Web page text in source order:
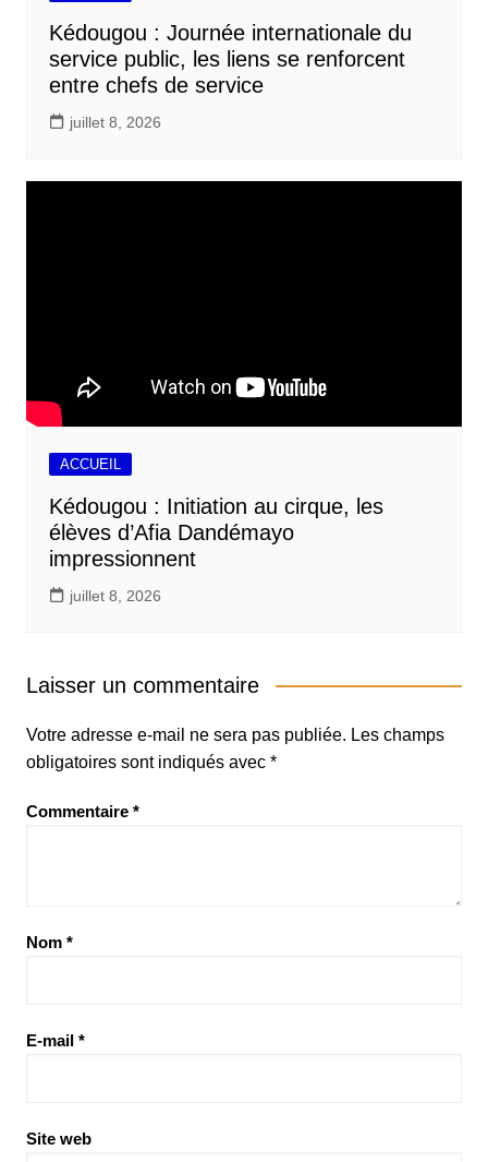
Kédougou : Journée internationale du
service public, les liens se renforcent
entre chefs de service
juillet 8, 2026
ACCUEIL
Kédougou : Initiation au cirque, les
élèves d’Afia Dandémayo
impressionnent
juillet 8, 2026
Laisser un commentaire
Votre adresse e-mail ne sera pas publiée. Les champs
obligatoires sont indiqués avec *
Commentaire *
Nom *
E-mail *
Site web